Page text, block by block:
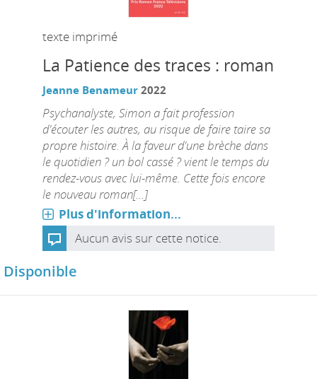
texte imprimé
La Patience des traces : roman
Jeanne Benameur 2022
Psychanalyste, Simon a fait profession
d'écouter les autres, au risque de faire taire sa
propre histoire. À la faveur d'une brèche dans
le quotidien ? un bol cassé ? vient le temps du
rendez-vous avec lui-même. Cette fois encore
le nouveau roman[...]
Plus d'information...
Aucun avis sur cette notice.
Disponible